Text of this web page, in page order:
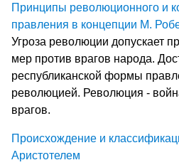
Принципы революционного и
правления в концепции М.
Угроза революции допускает
мер против врагов народа.
республиканской формы
революцией. Революция -
врагов.
Происхождение и
Аристотелем